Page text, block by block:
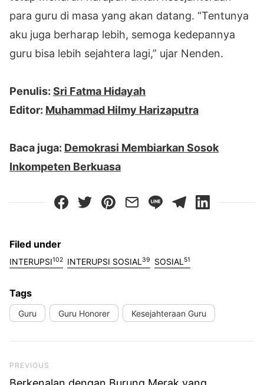
para guru di masa yang akan datang. “Tentunya
aku juga berharap lebih, semoga kedepannya
guru bisa lebih sejahtera lagi,” ujar Nenden.
Penulis: Sri Fatma Hidayah
Editor: Muhammad Hilmy Harizaputra
Baca juga: Demokrasi Membiarkan Sosok
Inkompeten Berkuasa
Filed under
INTERUPSI102 INTERUPSI SOSIAL 39 SOSIAL 51
Tags
Guru Guru Honorer Kesejahteraan Guru
Previous Post
PREVIOUS